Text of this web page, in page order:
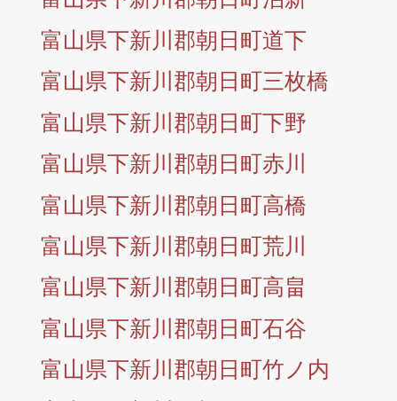
富山県下新川郡朝日町道下
富山県下新川郡朝日町三枚橋
富山県下新川郡朝日町下野
富山県下新川郡朝日町赤川
富山県下新川郡朝日町高橋
富山県下新川郡朝日町荒川
富山県下新川郡朝日町高畠
富山県下新川郡朝日町石谷
富山県下新川郡朝日町竹ノ内